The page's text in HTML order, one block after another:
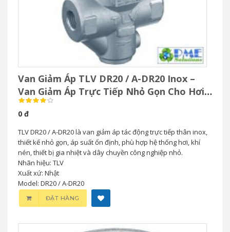
Van Giảm Áp TLV DR20 / A-DR20 Inox –
Van Giảm Áp Trực Tiếp Nhỏ Gọn Cho Hơi
& Khí Nén
0 đ
TLV DR20 / A-DR20 là van giảm áp tác động trực tiếp thân inox,
thiết kế nhỏ gọn, áp suất ổn định, phù hợp hệ thống hơi, khí
nén, thiết bị gia nhiệt và dây chuyền công nghiệp nhỏ.
Nhãn hiệu: TLV
Xuất xứ: Nhật
Model: DR20 / A-DR20
ĐẶT HÀNG